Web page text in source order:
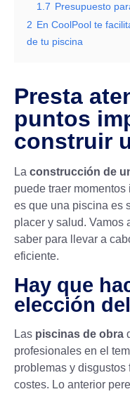
1.7 Presupuesto
2 En CoolPool te
de tu piscina
Presta
puntos
construir
La construcción de
puede traer
es que una piscina es
placer y salud. Vamos
saber para llevar a
eficiente.
Hay que
elección
Las piscinas de obra
profesionales en el
problemas y disgustos
costes. Lo anterior